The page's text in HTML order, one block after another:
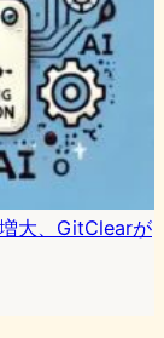
大、GitClearが